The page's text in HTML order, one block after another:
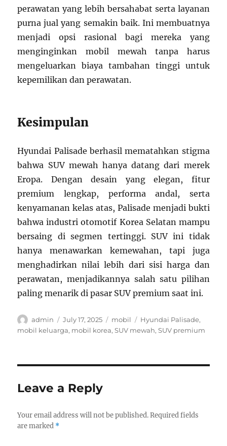
perawatan yang lebih bersahabat serta layanan
purna jual yang semakin baik. Ini membuatnya
menjadi opsi rasional bagi mereka yang
menginginkan mobil mewah tanpa harus
mengeluarkan biaya tambahan tinggi untuk
kepemilikan dan perawatan.
Kesimpulan
Hyundai Palisade berhasil mematahkan stigma
bahwa SUV mewah hanya datang dari merek
Eropa. Dengan desain yang elegan, fitur
premium lengkap, performa andal, serta
kenyamanan kelas atas, Palisade menjadi bukti
bahwa industri otomotif Korea Selatan mampu
bersaing di segmen tertinggi. SUV ini tidak
hanya menawarkan kemewahan, tapi juga
menghadirkan nilai lebih dari sisi harga dan
perawatan, menjadikannya salah satu pilihan
paling menarik di pasar SUV premium saat ini.
Author
admin
Posted
on
July 17, 2025 Categories
mobil Tags
Hyundai Palisade,
mobil keluarga, mobil korea,SUV mewah,SUV premium
Leave a Reply
Your email address will not be published. Required fields
are marked *